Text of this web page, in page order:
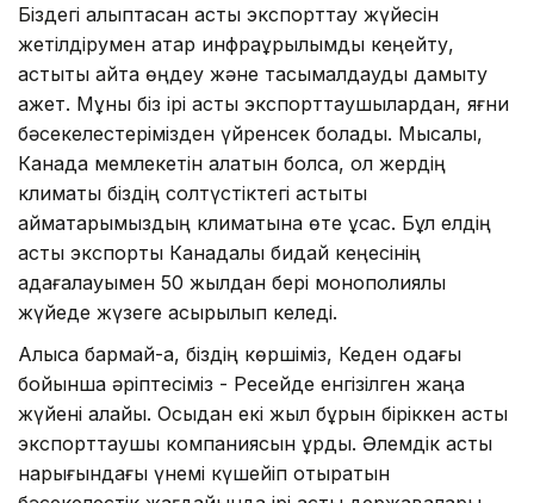
Біздегі қалыптасқан астық экспорттау жүйесін
жетілдірумен қатар инфрақұрылымды кеңейту,
астықты қайта өңдеу және тасымалдауды дамыту
қажет. Мұны біз ірі астық экспорттаушылардан, яғни
бәсекелестерімізден үйренсек болады. Мысалы,
Канада мемлекетін алатын болсақ, ол жердің
климаты біздің солтүстіктегі астықты
аймақтарымыздың климатына өте ұқсас. Бұл елдің
астық экспорты Канадалық бидай кеңесінің
қадағалауымен 50 жылдан бері монополиялық
жүйеде жүзеге асырылып келеді.
Алысқа бармай-ақ, біздің көршіміз, Кеден одағы
бойынша әріптесіміз - Ресейде енгізілген жаңа
жүйені алайық. Осыдан екі жыл бұрын біріккен астық
экспорттаушы компаниясын құрды. Әлемдік астық
нарығындағы үнемі күшейіп отыратын